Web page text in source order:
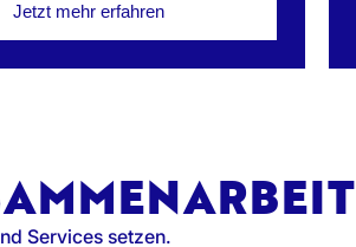
Jetzt mehr erfahren
Services setzen.